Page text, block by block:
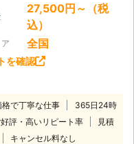
27,500円～（税
込）
全国
を確認
格で丁寧な仕事
365日24時
好評・高いリピート率
見積
キャンセル料なし